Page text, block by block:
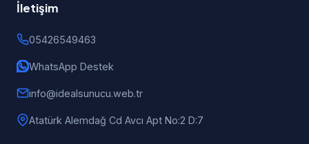
İletişim
05426549463
WhatsApp Destek
info@idealsunucu.web.tr
Atatürk Alemdağ Cd Avcı Apt No:2 D:7